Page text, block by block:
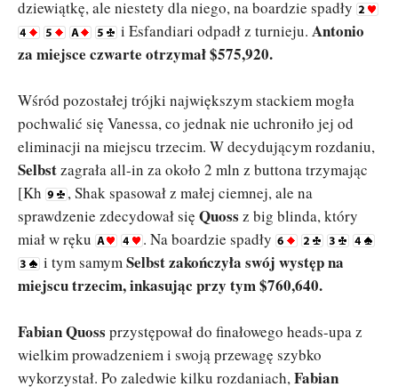
dziewiątkę, ale niestety dla niego, na boardzie spadły
i Esfandiari odpadł z turnieju. Antonio
za miejsce czwarte otrzymał $575,920.
Wśród pozostałej trójki największym stackiem mogła
pochwalić się Vanessa, co jednak nie uchroniło jej od
eliminacji na miejscu trzecim. W decydującym rozdaniu,
Selbstzagrała all-in za około 2 mln z buttona trzymając
[Kh
, Shak spasował z małej ciemnej, ale na
sprawdzenie zdecydował się Quoss z big blinda, który
miał w ręku
. Na boardzie spadły
i tym samymSelbst zakończyła swój występ na
miejscu trzecim, inkasując przy tym $760,640.
Fabian Quoss przystępował do finałowego heads-upa z
wielkim prowadzeniem i swoją przewagę szybko
wykorzystał. Po zaledwie kilku rozdaniach,Fabian